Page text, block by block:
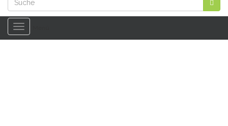
Toggle
navigation